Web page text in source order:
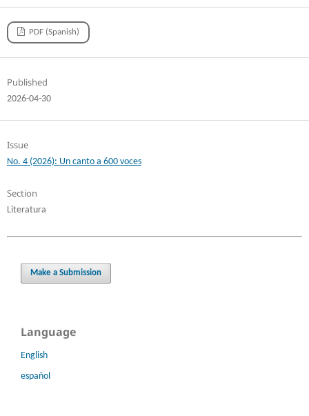
PDF (Spanish)
Published
2026-04-30
Issue
No. 4 (2026): Un canto a 600 voces
Section
Literatura
Make a Submission
Language
English
español